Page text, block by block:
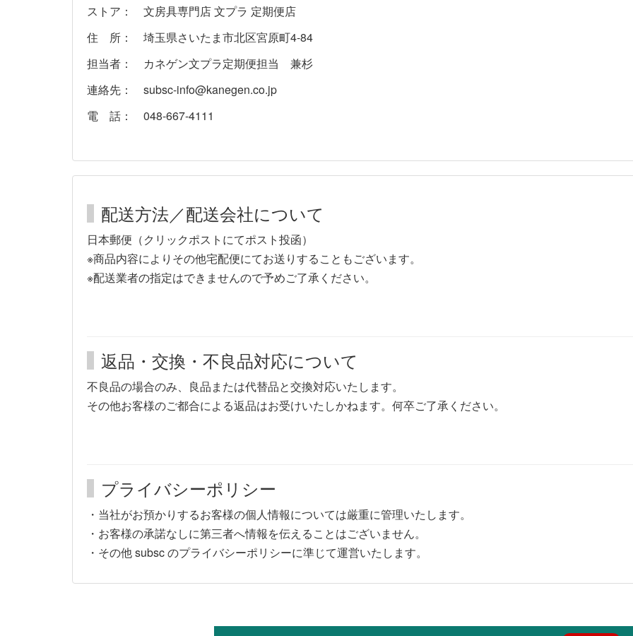
ストア： 文房具専門店 文プラ 定期便店
住 所： 埼玉県さいたま市北区宮原町4-84
担当者： カネゲン文プラ定期便担当 兼杉
連絡先： subsc-info@kanegen.co.jp
電 話： 048-667-4111
配送方法／配送会社について
日本郵便（クリックポストにてポスト投函）
※商品内容によりその他宅配便にてお送りすることもございます。
※配送業者の指定はできませんので予めご了承ください。
返品・交換・不良品対応について
不良品の場合のみ、良品または代替品と交換対応いたします。
その他お客様のご都合による返品はお受けいたしかねます。何卒ご了承ください。
プライバシーポリシー
・当社がお預かりするお客様の個人情報については厳重に管理いたします。
・お客様の承諾なしに第三者へ情報を伝えることはございません。
・その他 subsc のプライバシーポリシーに準じて運営いたします。